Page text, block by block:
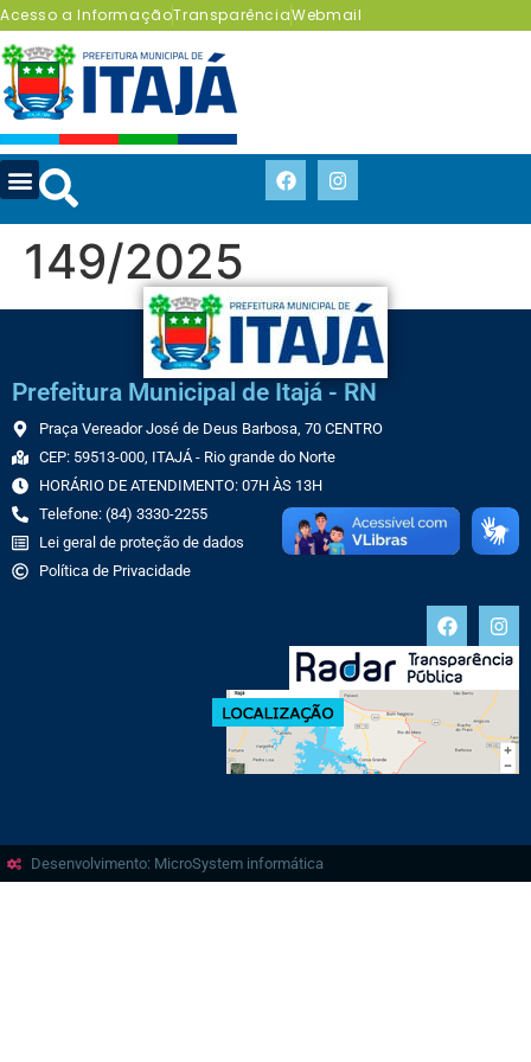
Acesso a InformaçãoTransparênciaWebmail
149/2025
Prefeitura Municipal de Itajá - RN
Praça Vereador José de Deus Barbosa, 70 CENTRO
CEP: 59513-000, ITAJÁ - Rio grande do Norte
HORÁRIO DE ATENDIMENTO: 07H ÀS 13H
Telefone: (84) 3330-2255
Lei geral de proteção de dados
Política de Privacidade
Desenvolvimento: MicroSystem informática